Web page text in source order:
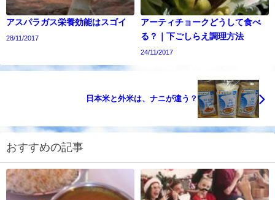
アスパラガス栄養効能はスゴイ
28/11/2017
アーティチョークどうして食べ
る？｜下ごしらえ調理方法
24/11/2017
日本米と外米は、ナニが違う？
おすすめの記事